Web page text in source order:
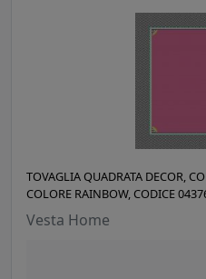
TOVAGLIA QUADRATA DECOR,
COLORE RAINBOW, CODICE
Vesta Home